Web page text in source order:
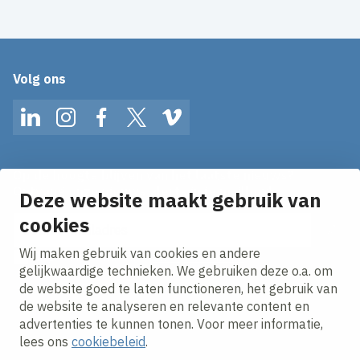
Deze website maakt gebruik van
cookies
Wij maken gebruik van cookies en andere
gelijkwaardige technieken. We gebruiken deze o.a. om
de website goed te laten functioneren, het gebruik van
de website te analyseren en relevante content en
advertenties te kunnen tonen. Voor meer informatie,
lees ons cookiebeleid.
Volg ons
LinkedInInstagramFacebookTwitterVimeo
Ontvang onze nieuws alerts in je mailbox!
E-mailadres
Ik ga akkoord met hetprivacy statement.